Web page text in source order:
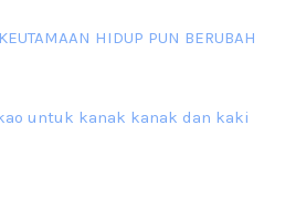
semua. Hari ni 4 Zulhijjah 1444 Hijrah,
semua. Lama betul che mat tak
HIDUP PUN BERUBAH
untuk kanak kanak dan kaki